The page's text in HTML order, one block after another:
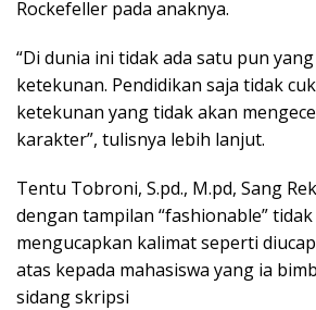
Rockefeller pada anaknya.
“Di dunia ini tidak ada satu pun
ketekunan. Pendidikan saja tidak
ketekunan yang tidak akan
karakter”, tulisnya lebih lanjut.
Tentu Tobroni, S.pd., M.pd, Sang
dengan tampilan “fashionable”
mengucapkan kalimat seperti
atas kepada mahasiswa yang ia
sidang skripsi